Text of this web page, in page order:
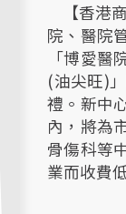
【香港
院、醫院
「博愛醫
(油尖旺)
禮。新中
內，將為
骨傷科等
業而收費